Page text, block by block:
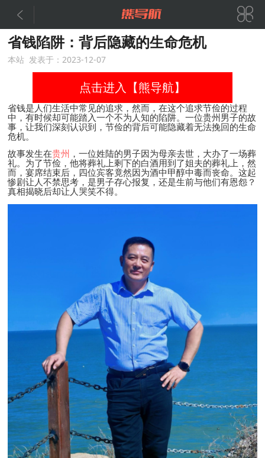
 
省钱陷阱：背后隐藏的生命危机
本站 发表于：2023-12-07
点击进入【熊导航】
省钱是人们生活中常见的追求，然而，在这个追求节俭的过程
中，有时候却可能踏入一个不为人知的陷阱。一位贵州男子的故
事，让我们深刻认识到，节俭的背后可能隐藏着无法挽回的生命
危机。
故事发生在贵州 ，一位姓陆的男子因为母亲去世，大办了一场葬
礼。为了节俭，他将葬礼上剩下的白酒用到了姐夫的葬礼上，然
而，宴席结束后，四位宾客竟然因为酒中甲醇中毒而丧命。这起
惨剧让人不禁思考，是男子存心报复，还是生前与他们有恩怨？
真相揭晓后却让人哭笑不得。